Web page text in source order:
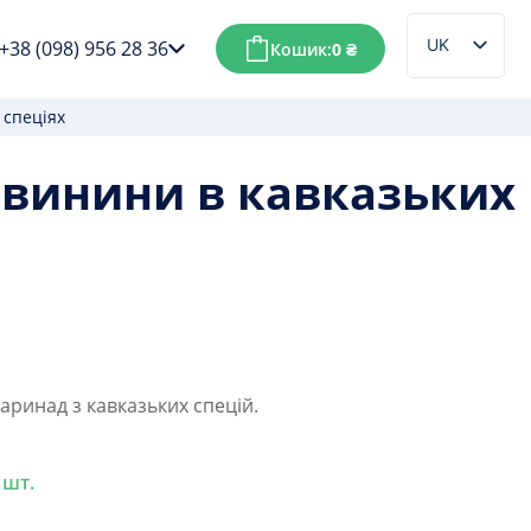
+38 (098) 956 28 36 Кошик:0₴
UK
RU
в кавказьких
з кавказьких спецій.
шт.